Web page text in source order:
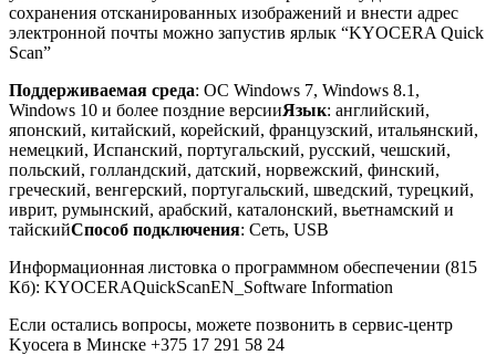
сохранения отсканированных изображений и внести адрес
электронной почты можно запустив ярлык “KYOCERA Quick
Scan”
Поддерживаемая среда: ОС Windows 7, Windows 8.1,
Windows 10 и более поздние версииЯзык: английский,
японский, китайский, корейский, французский, итальянский,
немецкий, Испанский, португальский, русский, чешский,
польский, голландский, датский, норвежский, финский,
греческий, венгерский, португальский, шведский, турецкий,
иврит, румынский, арабский, каталонский, вьетнамский и
тайскийСпособ подключения: Сеть, USB
Информационная листовка о программном обеспечении (815
Кб): KYOCERAQuickScanEN_Software Information
Если остались вопросы, можете позвонить в сервис-центр
Kyocera в Минске +375 17 291 58 24